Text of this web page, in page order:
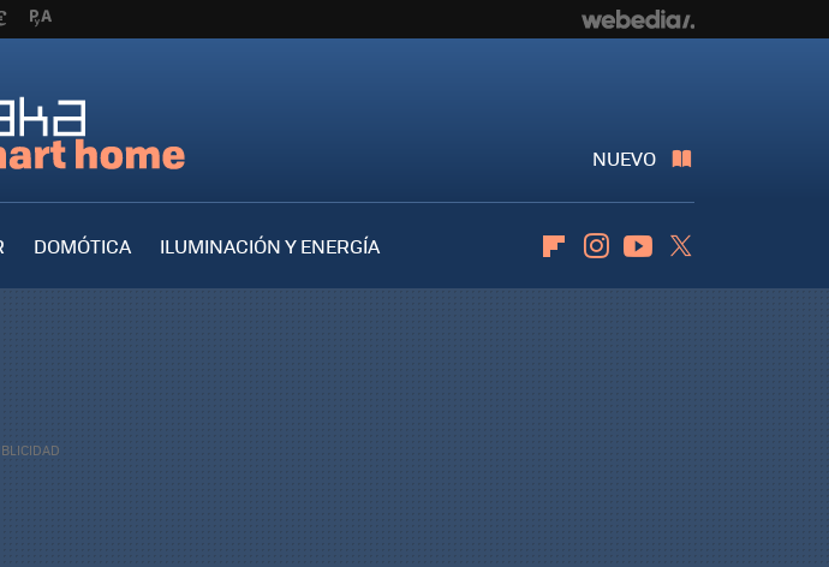
NUEVO
DOMÓTICA
ILUMINACIÓN Y ENERGÍA
FlipboardInstagramYoutube